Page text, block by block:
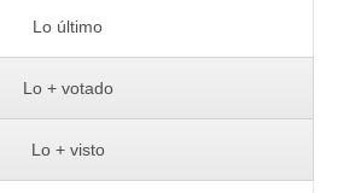
Lo último
Lo + votado
Lo + visto